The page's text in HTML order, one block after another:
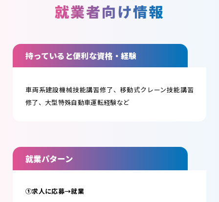
就業者向け情報
持っていると便利な資格・経験
車両系建設機械技能講習修了、移動式クレーン技能講習
修了、大型特殊自動車運転経験など
就業パターン
①求人に応募→就業